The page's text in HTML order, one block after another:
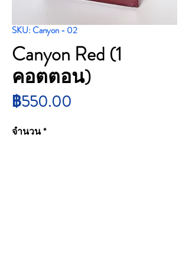
SKU: Canyon - 02
Canyon Red (1
คอตตอน)
฿550.00
จำนวน*